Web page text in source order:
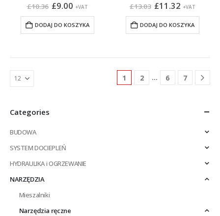
£10.36 Pierwotna
wynosiła:
£10.36.
£9.00 Aktualna
wynosi:
£9.00.
+VAT
DODAJ DO KOSZYKA
£13.03 Pierwotna
wynosiła:
£13.03.
£11.32 Aktualna
wynosi:
£11.32.
+VAT
DODAJ DO KOSZYKA
1 2 … 6 7
Categories
BUDOWA
SYSTEM DOCIEPLEŃ
HYDRAULIKA i OGRZEWANIE
NARZĘDZIA
Mieszalniki
Narzędzia ręczne